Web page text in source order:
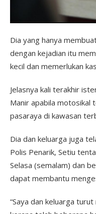
Dia yang hanya
dengan kejadian itu
kecil dan memerlukan
Jelasnya kali terakhir
Manir apabila motosikal
pasaraya di kawasan
Dia dan keluarga juga
Polis Penarik, Setiu
Selasa (semalam) dan
dapat membantu
“Saya dan keluarga